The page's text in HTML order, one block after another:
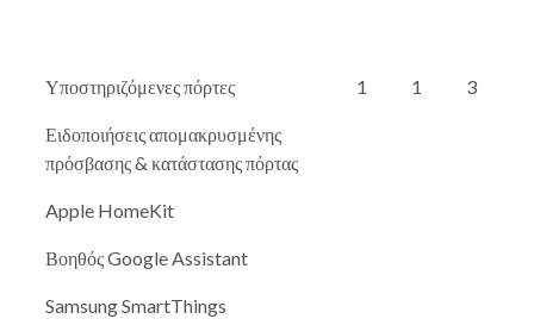
Υποστηριζόμενες πόρτες 1 1 3
Ειδοποιήσεις απομακρυσμένης
πρόσβασης & κατάστασης πόρτας
Apple HomeKit
Βοηθός Google Assistant
Samsung SmartThings